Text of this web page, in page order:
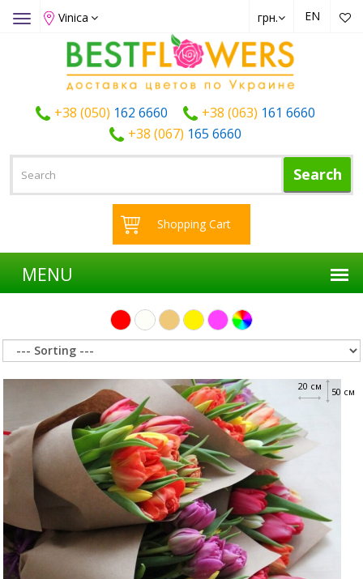
Toggle Vinica EN
грн.
+38 (050) 162 6660 +38 (063) 161 6660
+38 (067) 165 6660
Search
Shopping Cart
50 см
20 см